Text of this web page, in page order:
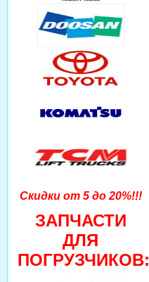
Скидки от 5 до 20%!!!
ЗАПЧАСТИ
ДЛЯ
ПОГРУЗЧИКОВ: